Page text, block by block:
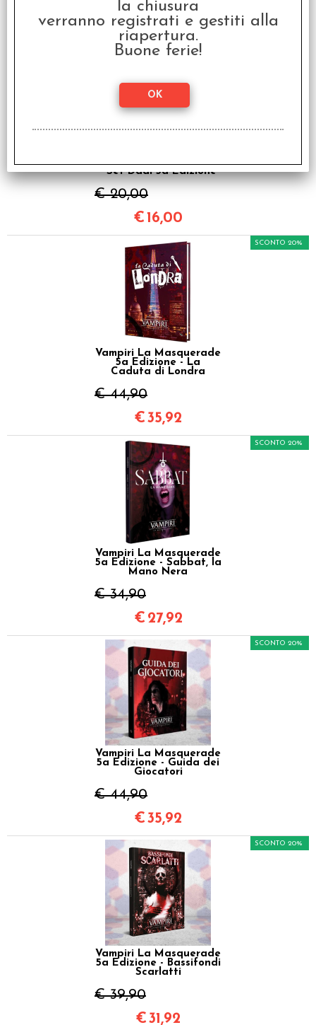
€31,92
Vampiri La Masquerade
- Set Dadi 5a Edizione
€ 20,00
€ 16,00
Vampiri La Masquerade
5a Edizione - La
Caduta di Londra
€ 44,90
SCONTO 20%
€35,92
Vampiri La Masquerade
5a Edizione - Sabbat, la
Mano Nera
€ 34,90
SCONTO 20%
€ 27,92
Vampiri La Masquerade
5a Edizione - Guida dei
Giocatori
€ 44,90
SCONTO 20%
€35,92
Vampiri La Masquerade
5a Edizione - Bassifondi
Scarlatti
€ 39,90
SCONTO 20%
€31,92
la chiusura
verranno registrati e gestiti alla
riapertura.
Buone ferie!